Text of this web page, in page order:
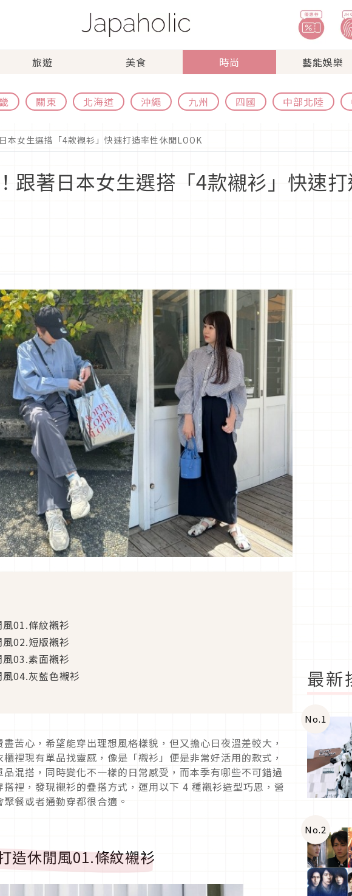
旅遊 美食 時尚 藝能娛樂
關東 北海道 沖繩 九州 四國 中部北陸
本女生選搭「4款襯衫」快速打造率性休閒LOOK
跟著日本女生選搭「4款襯衫」快速
01.條紋襯衫
02.短版襯衫
03.素面襯衫
04.灰藍色襯衫
苦心，希望能穿出理想風格樣貌，但又擔心日夜溫差較大，
裡現有單品找靈感，像是「襯衫」便是非常好活用的款式，
混搭，同時變化不一樣的日常感受，而本季有哪些不可錯過
裡，發現襯衫的疊搭方式，運用以下 4 種襯衫造型巧思，營
餐或者通勤穿都很合適。
造休閒風01.條紋襯衫
最新
No.1
No.2